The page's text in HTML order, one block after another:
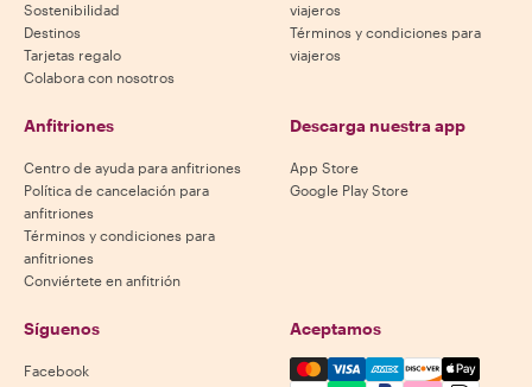
Sostenibilidad
Destinos
Tarjetas regalo
Colabora con nosotros
viajeros
Términos y condiciones para
viajeros
Anfitriones
Centro de ayuda para anfitriones
Política de cancelación para
anfitriones
Términos y condiciones para
anfitriones
Conviértete en anfitrión
Descarga nuestra app
App Store
Google Play Store
Síguenos
Facebook
Aceptamos
Mastercard, Visa, Amex,